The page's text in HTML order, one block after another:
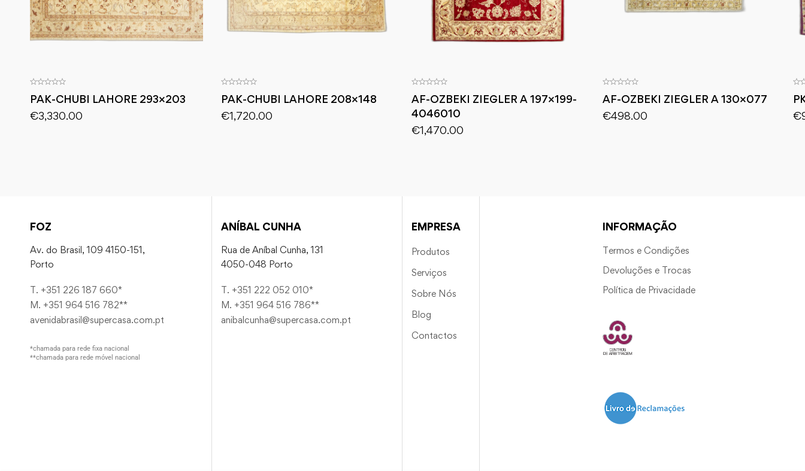
PAK-CHUBI LAHORE 293×203
€3,330.00
PAK-CHUBI LAHORE 208×148
€1,720.00
AF-OZBEKI ZIEGLER A 197×199-
4046010
€1,470.00
AF-OZBEKI ZIEGLER A 130×077
€498.00
€
FOZ
Av. do Brasil, 109 4150-151,
Porto
T. +351 226 187 660*
M. +351 964 516 782**
avenidabrasil@supercasa.com.pt
*chamada para rede fixa nacional
**chamada para rede móvel nacional
ANÍBAL CUNHA
Rua de Aníbal Cunha, 131
4050-048 Porto
T. +351 222 052 010*
M. +351 964 516 786**
anibalcunha@supercasa.com.pt
EMPRESA
Produtos
Serviços
Sobre Nós
Blog
Contactos
INFORMAÇÃO
Termos e Condições
Devoluções e Trocas
Política de Privacidade